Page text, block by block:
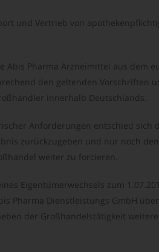
und Vertrieb von
Abis Pharma Arzneimittel aus dem
den geltenden Vorschriften
innerhalb Deutschlands.
Anforderungen entschied sich
zurückzugeben und nur noch den
weiter zu forcieren.
Eigentümerwechsels zum
Pharma Dienstleistungs GmbH
der Großhandelstätigkeit